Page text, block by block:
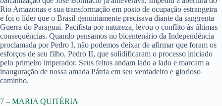
Rio Amazonas e sua transformação em posto de ocupação estrangeira
e foi o líder que o Brasil genuinamente precisava diante da sangrenta
Guerra do Paraguai. Pacifista por natureza, levou o conflito às últimas
consequências. Quando pensamos no bicentenário da Independência
proclamada por Pedro I, não podemos deixar de afirmar que foram os
esforços de seu filho, Pedro II, que solidificaram o processo iniciado
pelo primeiro imperador. Seus feitos andam lado a lado e marcam a
inauguração de nossa amada Pátria em seu verdadeiro e glorioso
caminho.
7 – MARIA QUITÉRIA